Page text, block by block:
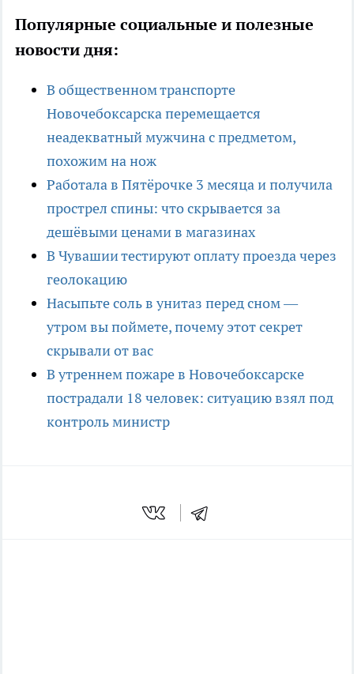
Популярные социальные и полезные
новости дня:
В общественном транспорте
Новочебоксарска перемещается
неадекватный мужчина с предметом,
похожим на нож
Работала в Пятёрочке 3 месяца и получила
прострел спины: что скрывается за
дешёвыми ценами в магазинах
В Чувашии тестируют оплату проезда через
геолокацию
Насыпьте соль в унитаз перед сном —
утром вы поймете, почему этот секрет
скрывали от вас
В утреннем пожаре в Новочебоксарске
пострадали 18 человек: ситуацию взял под
контроль министр